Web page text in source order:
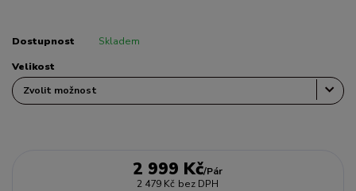
Dostupnost Skladem
Velikost
2 999 Kč/Pár
2 479 Kč bez DPH